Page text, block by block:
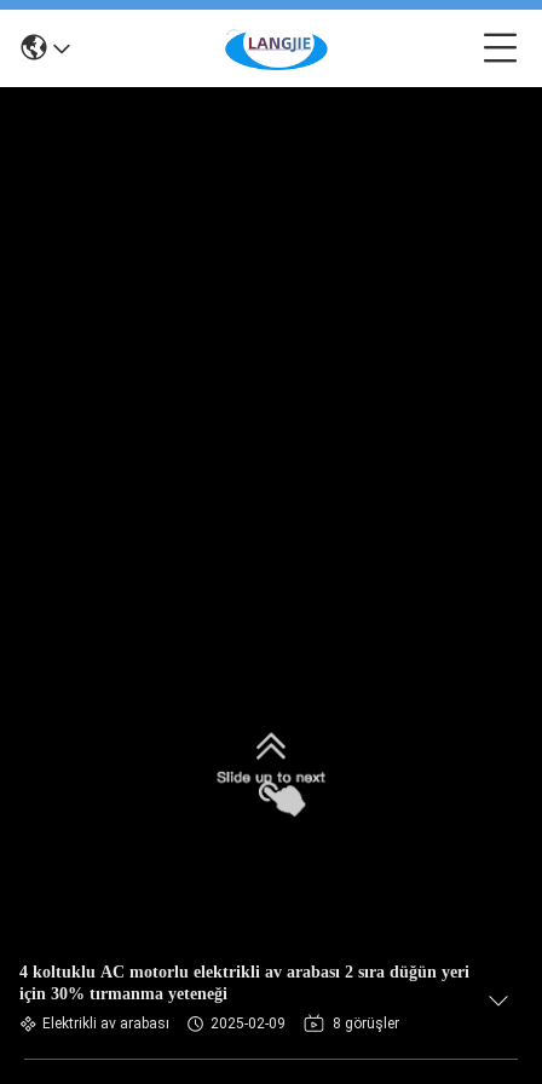
4 koltuklu AC motorlu elektrikli av arabası 2 sıra düğün yeri
için 30% tırmanma yeteneği
Elektrikli av arabası 2025-02-09 8 görüşler